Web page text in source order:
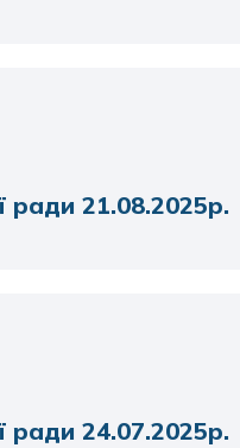
ради 21.08.2025р.
ради 24.07.2025р.